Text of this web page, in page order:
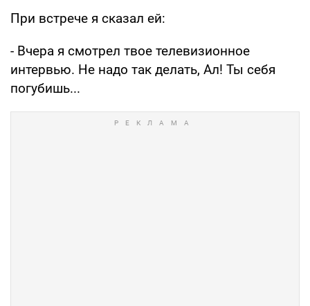
При встрече я сказал ей:
- Вчера я смотрел твое телевизионное
интервью. Не надо так делать, Ал! Ты себя
погубишь...